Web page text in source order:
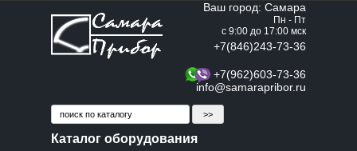
Ваш город: Самара
Пн - Пт
с 9:00 до 17:00 мск
+7(846)243-73-36
+7(962)603-73-36
info@samarapribor.ru
Каталог оборудования